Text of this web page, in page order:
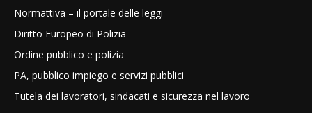
Normattiva – il portale delle leggi
Diritto Europeo di Polizia
Ordine pubblico e polizia
PA, pubblico impiego e servizi pubblici
Tutela dei lavoratori, sindacati e sicurezza nel lavoro